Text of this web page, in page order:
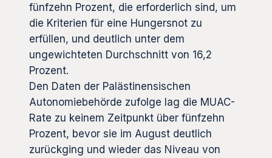
fünfzehn Prozent, die erforderlich sind, um
die Kriterien für eine Hungersnot zu
erfüllen, und deutlich unter dem
ungewichteten Durchschnitt von 16,2
Prozent.
Den Daten der Palästinensischen
Autonomiebehörde zufolge lag die MUAC-
Rate zu keinem Zeitpunkt über fünfzehn
Prozent, bevor sie im August deutlich
zurückging und wieder das Niveau von